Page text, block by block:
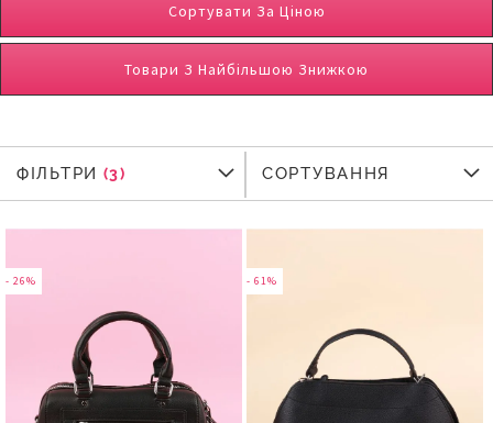
Сортувати За Ціною
Товари З Найбільшою Знижкою
- 26% - 61%
ФІЛЬТРИ
ФІЛЬТРИ СОРТУВАННЯ